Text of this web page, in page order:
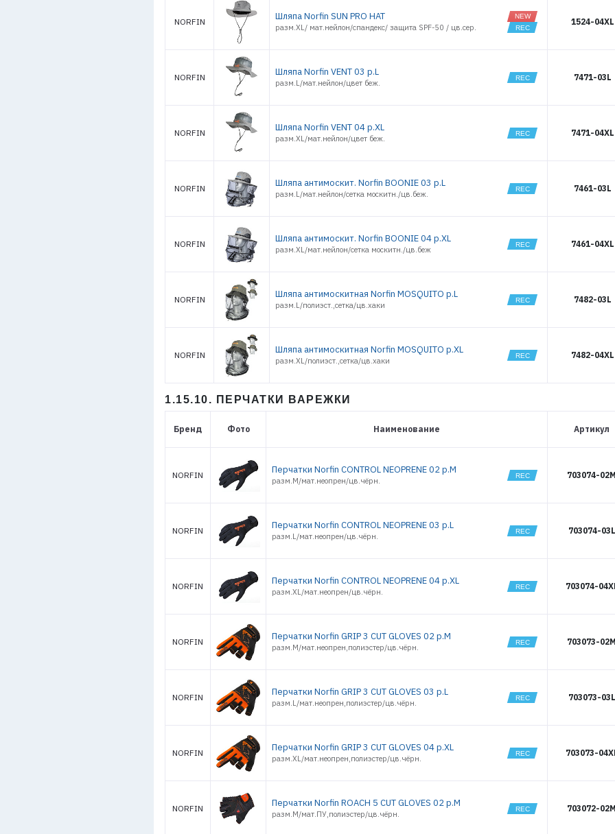
NORFIN Шляпа Norfin SUN PRO HAT
разм.XL/ мат.нейлон/спандекс/ защита SPF-50 / цв.cер.
1524-04XL
NORFIN Шляпа Norfin VENT 03 р.L
разм.L/мат.нейлон/цвет беж.
7471-03L
NORFIN Шляпа Norfin VENT 04 р.XL
разм.XL/мат.нейлон/цвет беж.
7471-04XL
NORFIN Шляпа антимоскит. Norfin BOONIE 03 р.L
разм.L/мат.нейлон/сетка москитн./цв.беж.
7461-03L
NORFIN Шляпа антимоскит. Norfin BOONIE 04 р.XL
разм.XL/мат.нейлон/сетка москитн./цв.беж
7461-04XL
NORFIN Шляпа антимоскитная Norfin MOSQUITO р.L
разм.L/полиэст.,сетка/цв.хаки
7482-03L
NORFIN Шляпа антимоскитная Norfin MOSQUITO р.XL
разм.XL/полиэст.,сетка/цв.хаки
7482-04XL
1.15.10. ПЕРЧАТКИ ВАРЕЖКИ
Бренд Фото Наименование Артикул
NORFIN Перчатки Norfin CONTROL NEOPRENE 02 р.M
разм.M/мат.неопрен/цв.чёрн.
703074-02M
NORFIN Перчатки Norfin CONTROL NEOPRENE 03 р.L
разм.L/мат.неопрен/цв.чёрн.
703074-03L
NORFIN Перчатки Norfin CONTROL NEOPRENE 04 р.XL
разм.XL/мат.неопрен/цв.чёрн.
703074-
NORFIN Перчатки Norfin GRIP 3 CUT GLOVES 02 р.M
разм.M/мат.неопрен,полиэстер/цв.чёрн.
703073-02M
NORFIN Перчатки Norfin GRIP 3 CUT GLOVES 03 р.L
разм.L/мат.неопрен,полиэстер/цв.чёрн.
703073-03L
NORFIN Перчатки Norfin GRIP 3 CUT GLOVES 04 р.XL
разм.XL/мат.неопрен,полиэстер/цв.чёрн.
703073-
NORFIN Перчатки Norfin ROACH 5 CUT GLOVES 02 р.M
разм.M/мат.ПУ,полиэстер/цв.чёрн.
703072-02M